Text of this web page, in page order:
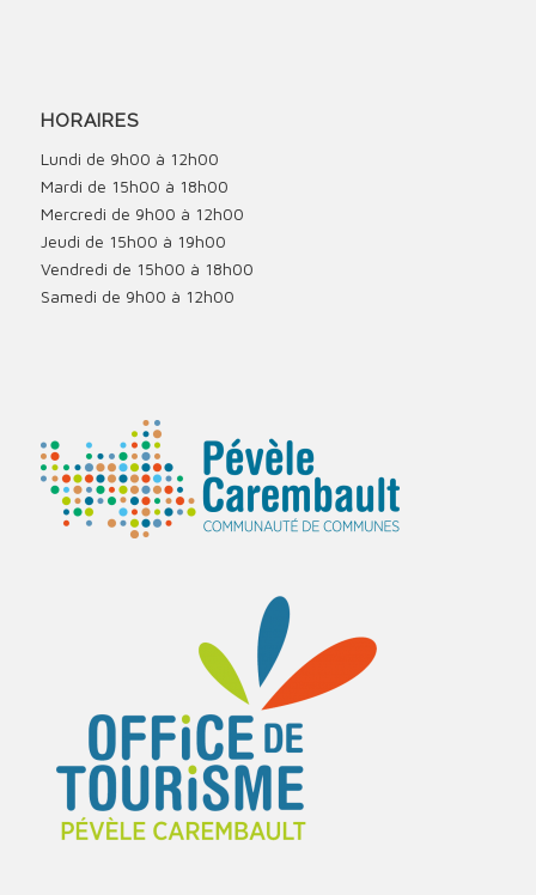
HORAIRES
Lundi de 9h00 à 12h00
Mardi de 15h00 à 18h00
Mercredi de 9h00 à 12h00
Jeudi de 15h00 à 19h00
Vendredi de 15h00 à 18h00
Samedi de 9h00 à 12h00